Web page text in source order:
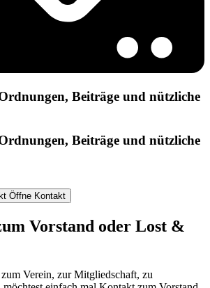
Beiträge und nützliche
Beiträge und nützliche
Öffne Kontakt
Vorstand oder Lost &
Verein, zur Mitgliedschaft, zu